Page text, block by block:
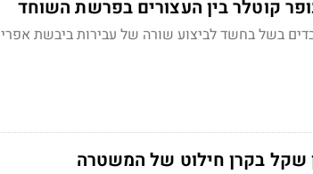
קוטלר בין העצורים בפרשת השוחד
בשל בחשד לביצוע שורה של עבירות ביבשת